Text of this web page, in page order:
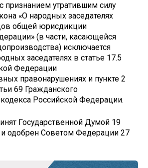
признанием утратившим силу
«О народных заседателях
общей юрисдикции
(в части, касающейся
исключается
заседателях в статье 17.5
Федерации
правонарушениях и пункте 2
69 Гражданского
Российской Федерации.
Государственной Думой 19
и одобрен Советом Федерации 27